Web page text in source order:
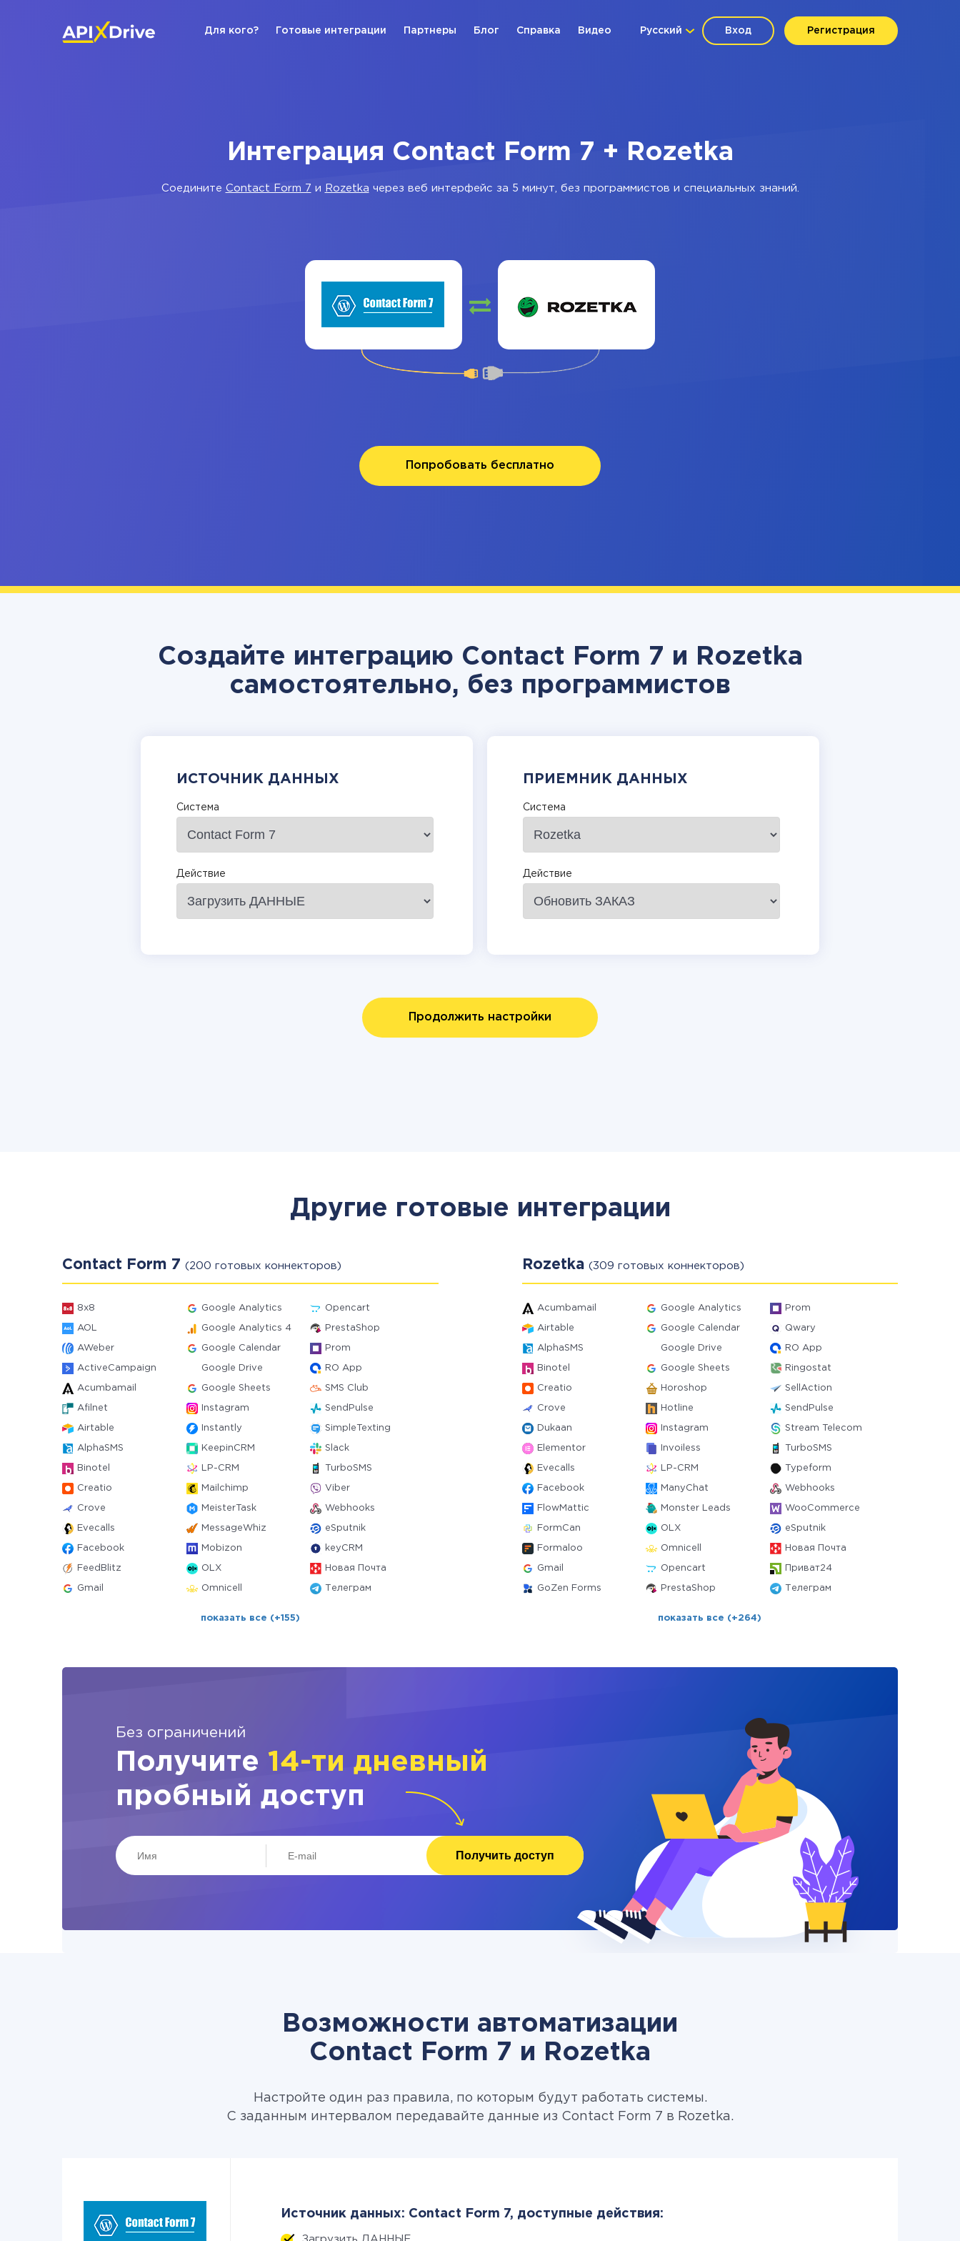
Вход Регистрация
Русский
Для кого? Готовые интеграции Партнеры Блог Справка Видео
Интеграция Contact Form 7 + Rozetka
Соедините Contact Form 7 и Rozetka через веб интерфейс за 5 минут, без программистов и специальных знаний.
Попробовать бесплатно
Создайте интеграцию Contact Form 7 и Rozetka
самостоятельно, без программистов
ИСТОЧНИК ДАННЫХ
Система
Действие
ПРИЕМНИК ДАННЫХ
Система
Действие
Продолжить настройки
Другие готовые интеграции
Contact Form 7 (200 готовых коннекторов)
8x8 Google Analytics Opencart
AOL Google Analytics 4 PrestaShop
AWeber Google Calendar Prom
ActiveCampaign Google Drive RO App
Acumbamail Google Sheets SMS Club
Afilnet Instagram SendPulse
Airtable Instantly SimpleTexting
AlphaSMS KeepinCRM Slack
Binotel LP-CRM TurboSMS
Creatio Mailchimp Viber
Crove MeisterTask Webhooks
Evecalls MessageWhiz eSputnik
Facebook Mobizon keyCRM
FeedBlitz OLX Новая Почта
Gmail Omnicell Телеграм
показать все (+155)
Rozetka (309 готовых коннекторов)
Acumbamail Google Analytics Prom
Airtable Google Calendar Qwary
AlphaSMS Google Drive RO App
Binotel Google Sheets Ringostat
Creatio Horoshop SellAction
Crove Hotline SendPulse
Dukaan Instagram Stream Telecom
Elementor Invoiless TurboSMS
Evecalls LP-CRM Typeform
Facebook ManyChat Webhooks
FlowMattic Monster Leads WooCommerce
FormCan OLX eSputnik
Formaloo Omnicell Новая Почта
Gmail Opencart Приват24
GoZen Forms PrestaShop Телеграм
показать все (+264)
Без ограничений
Получите 14-ти дневный
пробный доступ
Получить доступ
Возможности автоматизации
Contact Form 7 и Rozetka
Настройте один раз правила, по которым будут работать системы.
С заданным интервалом передавайте данные из Contact Form 7 в Rozetka.
Источник данных: Contact Form 7, доступные действия: